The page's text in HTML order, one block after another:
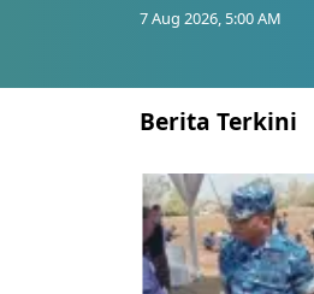
7 Aug 2026, 5:00 AM
Berita Terkini